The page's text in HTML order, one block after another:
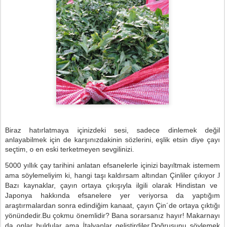
Biraz hatırlatmaya içinizdeki sesi, sadece dinlemek değil
anlayabilmek için de karşınızdakinin sözlerini, eşlik etsin diye çayı
seçtim, o en eski terketmeyen sevgilinizi.
5000 yıllık çay tarihini anlatan efsanelerle içinizi bayıltmak istemem
ama söylemeliyim ki, hangi taşı kaldırsam altından Çinliler çıkıyor J
Bazı kaynaklar, çayın ortaya çıkışıyla ilgili olarak Hindistan ve
Japonya hakkında efsanelere yer veriyorsa da yaptığım
araştırmalardan sonra edindiğim kanaat, çayın Çin´de ortaya çıktığı
yönündedir.Bu çokmu önemlidir? Bana sorarsanız hayır! Makarnayı